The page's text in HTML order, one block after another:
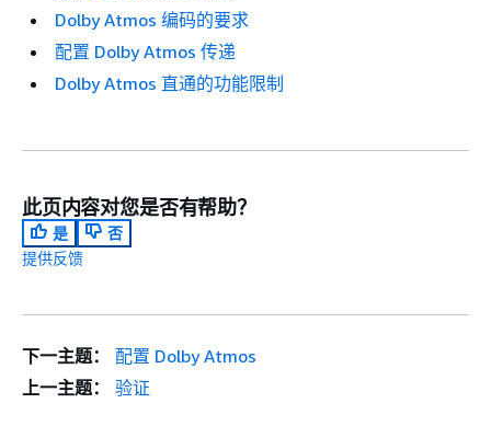
Dolby Atmos 编码的要求
配置 Dolby Atmos 传递
Dolby Atmos 直通的功能限制
此页内容对您是否有帮助？
是
否
提供反馈
下一主题：
配置 Dolby Atmos
上一主题：
验证